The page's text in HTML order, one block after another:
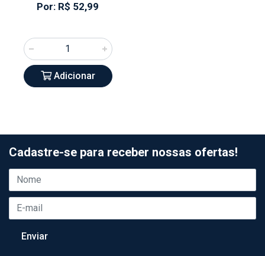
Por: R$ 52,99
Adicionar
Cadastre-se para receber nossas ofertas!